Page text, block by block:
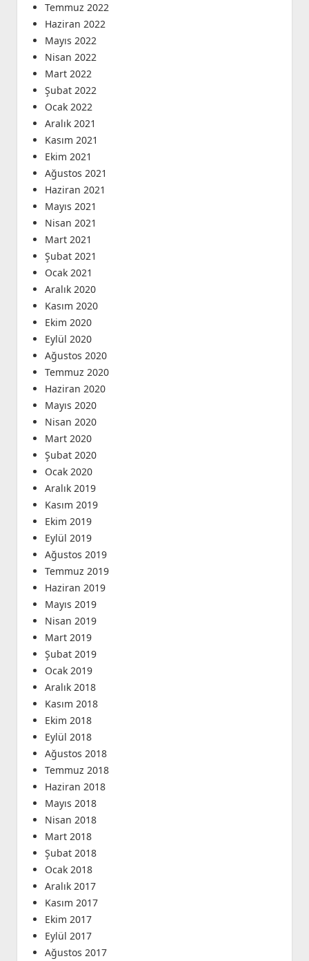
Temmuz 2022
Haziran 2022
Mayıs 2022
Nisan 2022
Mart 2022
Şubat 2022
Ocak 2022
Aralık 2021
Kasım 2021
Ekim 2021
Ağustos 2021
Haziran 2021
Mayıs 2021
Nisan 2021
Mart 2021
Şubat 2021
Ocak 2021
Aralık 2020
Kasım 2020
Ekim 2020
Eylül 2020
Ağustos 2020
Temmuz 2020
Haziran 2020
Mayıs 2020
Nisan 2020
Mart 2020
Şubat 2020
Ocak 2020
Aralık 2019
Kasım 2019
Ekim 2019
Eylül 2019
Ağustos 2019
Temmuz 2019
Haziran 2019
Mayıs 2019
Nisan 2019
Mart 2019
Şubat 2019
Ocak 2019
Aralık 2018
Kasım 2018
Ekim 2018
Eylül 2018
Ağustos 2018
Temmuz 2018
Haziran 2018
Mayıs 2018
Nisan 2018
Mart 2018
Şubat 2018
Ocak 2018
Aralık 2017
Kasım 2017
Ekim 2017
Eylül 2017
Ağustos 2017